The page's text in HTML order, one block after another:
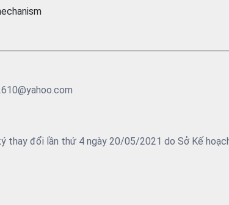
thay đổi lần thứ 4 ngày 20/05/2021 do Sở Kế